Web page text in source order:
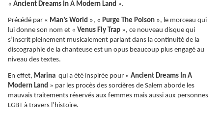
« Ancient Dreams In A Modern Land ».
Précédé par « Man’s World », « Purge The Poison », le morceau qui
lui donne son nom et « Venus Fly Trap », ce nouveau disque qui
s’inscrit pleinement musicalement parlant dans la continuité de la
discographie de la chanteuse est un opus beaucoup plus engagé au
niveau des textes.
En effet, Marina qui a été inspirée pour « Ancient Dreams In A
Modern Land » par les procès des sorcières de Salem aborde les
mauvais traitements réservés aux femmes mais aussi aux personnes
LGBT à travers l’histoire.